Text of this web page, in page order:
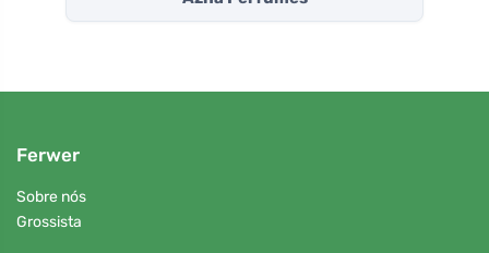
Ferwer
Sobre nós
Grossista